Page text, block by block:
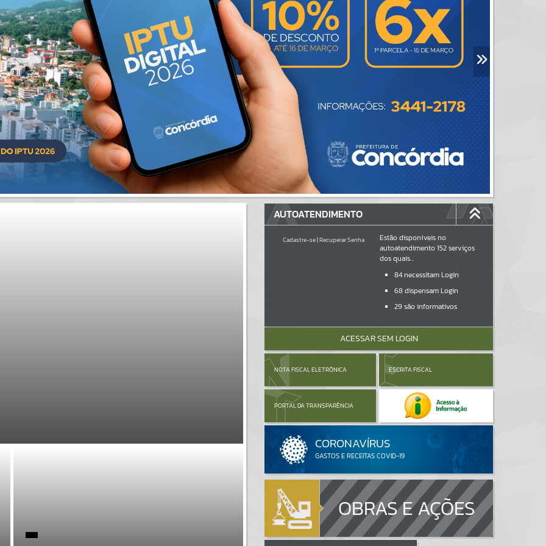
AUTOATENDIMENTO
Cadastre-se|Recuperar Senha
Estão disponíveis no
autoatendimento152serviços
dos quais...
84necessitam Login
68dispensam Login
29são informativos
ACESSAR SEM LOGIN
NOTA FISCAL ELETRÔNICA ESCRITA FISCAL
PORTAL DA TRANSPARÊNCIA
OBRAS E AÇÕES